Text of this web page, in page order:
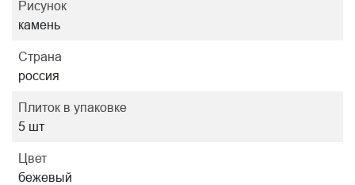
Рисунок
камень
Страна
россия
Плиток в упаковке
5 шт
Цвет
бежевый